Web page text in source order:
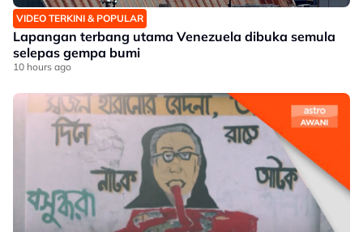
VIDEO TERKINI & POPULAR
Lapangan terbang utama Venezuela dibuka semula
selepas gempa bumi
10 hours ago